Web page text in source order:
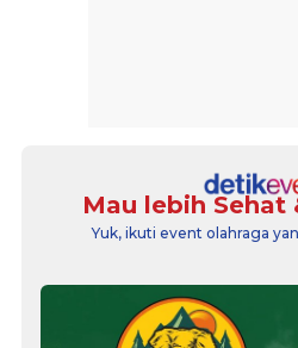
Mau lebih
Yuk, ikuti event olahraga